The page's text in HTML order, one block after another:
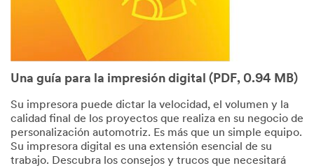
Una guía para la impresión digital (PDF, 0.94 MB)
Su impresora puede dictar la velocidad, el volumen y la
calidad final de los proyectos que realiza en su negocio de
personalización automotriz. Es más que un simple equipo.
Su impresora digital es una extensión esencial de su
trabajo. Descubra los consejos y trucos que necesitará